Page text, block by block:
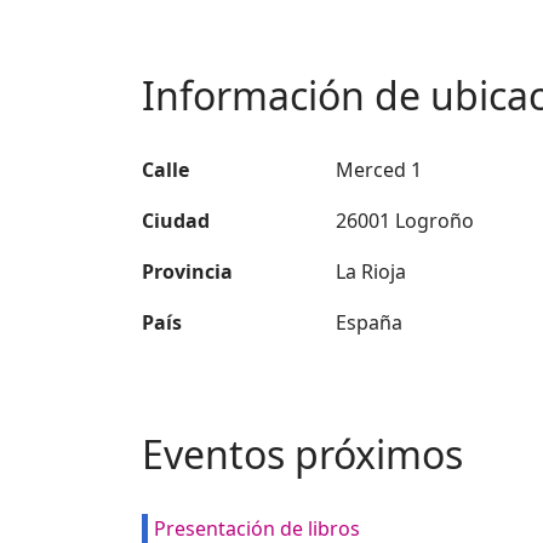
Información de
Calle
Merced 1
Ciudad
26001 Logroño
Provincia
La Rioja
País
España
Eventos próximos
Presentación de libros